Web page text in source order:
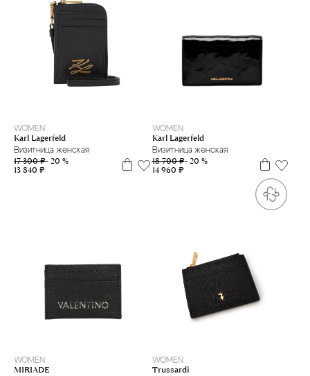
WOMEN
Karl Lagerfeld
Визитница женская
17 300 ₽- 20 %
13 840 ₽
WOMEN
Karl Lagerfeld
Визитница женская
18 700 ₽- 20 %
14 960 ₽
WOMEN
MIRIADE
WOMEN
Trussardi